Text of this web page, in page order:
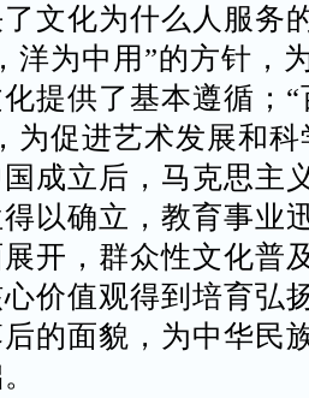
文化为什么人服务
洋为中用”的方针，
提供了基本遵循；
为促进艺术发展和
成立后，马克思主
以确立，教育事业
开，群众性文化普
价值观得到培育弘
的面貌，为中华民